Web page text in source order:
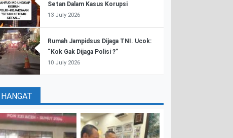
Setan Dalam Kasus Korupsi
13 July 2026
Rumah Jampidsus Dijaga TNI. Ucok:
“Kok Gak Dijaga Polisi ?”
10 July 2026
HANGAT